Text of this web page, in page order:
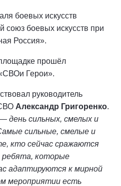
боевых искусств
союз боевых искусств при
Россия».
прошёл
Герои».
руководитель
Александр Григоренко.
день сильных, смелых и
сильные, смелые и
кто сейчас сражаются
которые
адаптируются к мирной
мероприятии есть